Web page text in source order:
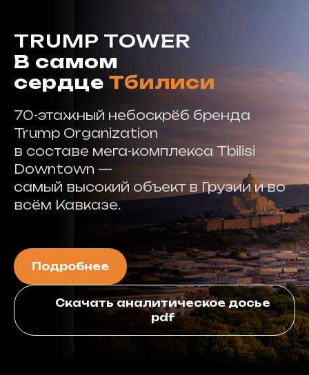
TRUMP TOWER
В самом
сердце Тбилиси
70-этажный небоскрёб бренда
Trump Organization
в составе мега-комплекса Tbilisi
Downtown —
самый высокий объект в Грузии и во
всём Кавказе.
Подробнее
Скачать аналитическое досье
pdf